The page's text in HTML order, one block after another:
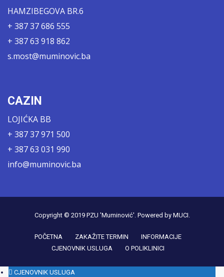
HAMZIBEGOVA BR.6
+ 387 37 686 555
+ 387 63 918 862
s.most@muminovic.ba
CAZIN
LOJIĆKA BB
+ 387 37 971 500
+ 387 63 031 990
info@muminovic.ba
Copyright © 2019 PZU 'Muminović' . Powered by MUCI
POČETNA ZAKAŽITE TERMIN
INFORMACIJE
CJENOVNIK USLUGA
O POLIKLINICI
CJENOVNIK USLUGA